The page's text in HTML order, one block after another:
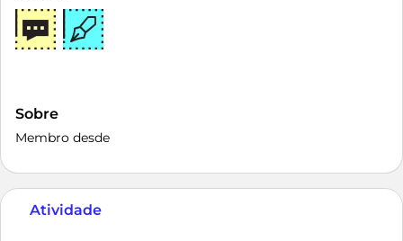
Sobre
Membro desde
Atividade